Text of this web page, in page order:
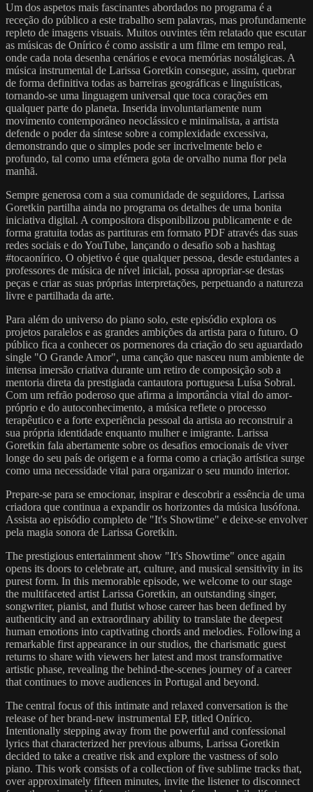
Um dos aspetos mais fascinantes abordados no programa é a
receção do público a este trabalho sem palavras, mas profundamente
repleto de imagens visuais. Muitos ouvintes têm relatado que escutar
as músicas de Onírico é como assistir a um filme em tempo real,
onde cada nota desenha cenários e evoca memórias nostálgicas. A
música instrumental de Larissa Goretkin consegue, assim, quebrar
de forma definitiva todas as barreiras geográficas e linguísticas,
tornando-se uma linguagem universal que toca corações em
qualquer parte do planeta. Inserida involuntariamente num
movimento contemporâneo neoclássico e minimalista, a artista
defende o poder da síntese sobre a complexidade excessiva,
demonstrando que o simples pode ser incrivelmente belo e
profundo, tal como uma efémera gota de orvalho numa flor pela
manhã.
Sempre generosa com a sua comunidade de seguidores, Larissa
Goretkin partilha ainda no programa os detalhes de uma bonita
iniciativa digital. A compositora disponibilizou publicamente e de
forma gratuita todas as partituras em formato PDF através das suas
redes sociais e do YouTube, lançando o desafio sob a hashtag
#tocaonírico. O objetivo é que qualquer pessoa, desde estudantes a
professores de música de nível inicial, possa apropriar-se destas
peças e criar as suas próprias interpretações, perpetuando a natureza
livre e partilhada da arte.
Para além do universo do piano solo, este episódio explora os
projetos paralelos e as grandes ambições da artista para o futuro. O
público fica a conhecer os pormenores da criação do seu aguardado
single "O Grande Amor", uma canção que nasceu num ambiente de
intensa imersão criativa durante um retiro de composição sob a
mentoria direta da prestigiada cantautora portuguesa Luísa Sobral.
Com um refrão poderoso que afirma a importância vital do amor-
próprio e do autoconhecimento, a música reflete o processo
terapêutico e a forte experiência pessoal da artista ao reconstruir a
sua própria identidade enquanto mulher e imigrante. Larissa
Goretkin fala abertamente sobre os desafios emocionais de viver
longe do seu país de origem e a forma como a criação artística surge
como uma necessidade vital para organizar o seu mundo interior.
Prepare-se para se emocionar, inspirar e descobrir a essência de uma
criadora que continua a expandir os horizontes da música lusófona.
Assista ao episódio completo de "It's Showtime" e deixe-se envolver
pela magia sonora de Larissa Goretkin.
The prestigious entertainment show "It's Showtime" once again
opens its doors to celebrate art, culture, and musical sensitivity in its
purest form. In this memorable episode, we welcome to our stage
the multifaceted artist Larissa Goretkin, an outstanding singer,
songwriter, pianist, and flutist whose career has been defined by
authenticity and an extraordinary ability to translate the deepest
human emotions into captivating chords and melodies. Following a
remarkable first appearance in our studios, the charismatic guest
returns to share with viewers her latest and most transformative
artistic phase, revealing the behind-the-scenes journey of a career
that continues to move audiences in Portugal and beyond.
The central focus of this intimate and relaxed conversation is the
release of her brand-new instrumental EP, titled Onírico.
Intentionally stepping away from the powerful and confessional
lyrics that characterized her previous albums, Larissa Goretkin
decided to take a creative risk and explore the vastness of solo
piano. This work consists of a collection of five sublime tracks that,
over approximately fifteen minutes, invite the listener to disconnect